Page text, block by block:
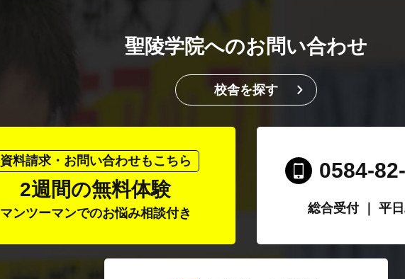
聖陵学院へのお問い合わせ
校舎を探す
資料請求・お問い合わせもこちら
2週間の無料体験
マンツーマンでのお悩み相談付き
0584-
総合受付 ｜ 平